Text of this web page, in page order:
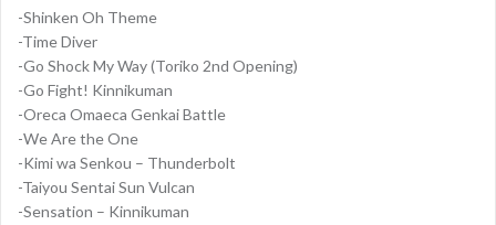
-Shinken Oh Theme
-Time Diver
-Go Shock My Way (Toriko 2nd Opening)
-Go Fight! Kinnikuman
-Oreca Omaeca Genkai Battle
-We Are the One
-Kimi wa Senkou – Thunderbolt
-Taiyou Sentai Sun Vulcan
-Sensation – Kinnikuman